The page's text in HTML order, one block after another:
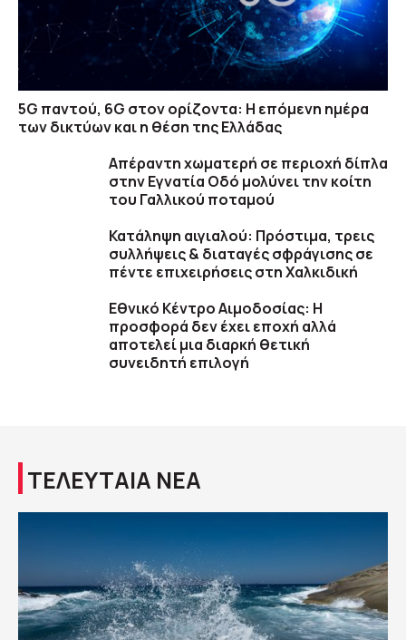
5G παντού, 6G στον ορίζοντα: Η επόμενη ημέρα
των δικτύων και η θέση της Ελλάδας
Απέραντη χωματερή σε περιοχή δίπλα
στην Εγνατία Οδό μολύνει την κοίτη
του Γαλλικού ποταμού
Κατάληψη αιγιαλού: Πρόστιμα, τρεις
συλλήψεις & διαταγές σφράγισης σε
πέντε επιχειρήσεις στη Χαλκιδική
Εθνικό Κέντρο Αιμοδοσίας: H
προσφορά δεν έχει εποχή αλλά
αποτελεί μια διαρκή θετική
συνειδητή επιλογή
ΤΕΛΕΥΤΑΙΑ ΝΕΑ